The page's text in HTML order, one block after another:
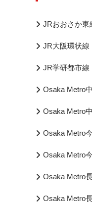
JRおおさか東
JR大阪環状線
JR学研都市線
Osaka Metro
Osaka Metro
Osaka Metro
Osaka Metro
Osaka Metro
Osaka Metro